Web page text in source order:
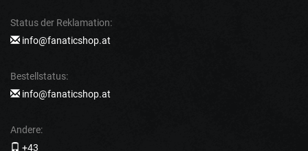
Status der Reklamation:
info@fanaticshop.at
Bestellstatus:
info@fanaticshop.at
Andere:
+43